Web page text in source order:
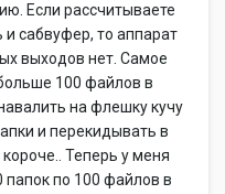
Если рассчитываете
и сабвуфер, то аппарат
выходов нет. Самое
100 файлов в
на флешку кучу
и перекидывать в
Теперь у меня
папок по 100 файлов в